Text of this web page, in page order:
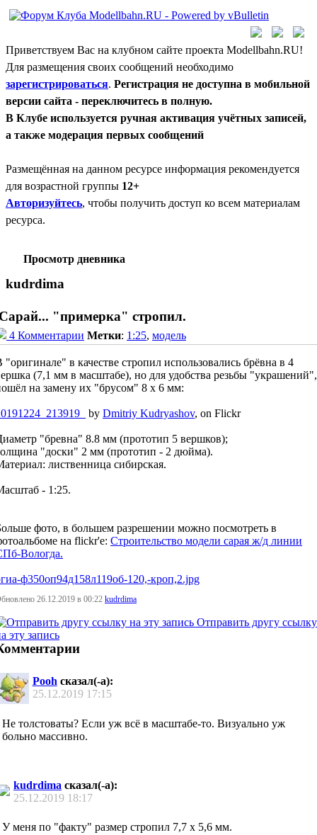
Приветствуем Вас на клубном сайте проекта Modellbahn.RU!
Для размещения своих сообщений необходимо
зарегистрироваться. Регистрация не доступна в мобильной
версии сайта - переключитесь в полную.
В Клубе используется ручная активация учётных записей,
а также модерация первых сообщений
Размещённая на данном ресурсе информация рекомендуется
для возрастной группы 12+
Авторизуйтесь, чтобы получить доступ ко всем материалам
ресурса.
Просмотр дневника
kudrdima
"примерка" стропил.
4 Комментарии Метки: 1:25, модель
"оригинале" в качестве стропил использовались брёвна в 4
(7,1 мм в масштабе), но для удобства резьбы "украшений",
на замену их "брусом" 8 х 6 мм:
by Dmitriy Kudryashov, on Flickr
"бревна" 8.8 мм (прототип 5 вершков);
"доски" 2 мм (прототип - 2 дюйма).
лиственница сибирская.
- 1:25.
фото, в большем разрешении можно посмотреть в
на flickr'е: Строительство модели сарая ж/д линии
Вологда.
ф350оп94д158л119об-120,-кроп,2.jpg
26.12.2019 в 00:22 kudrdima
Отправить другу ссылку
эту запись
Poohсказал(-а):
25.12.2019 17:15
Не толстоваты? Если уж всё в масштабе-то. Визуально уж
больно массивно.
kudrdima сказал(-а):
25.12.2019 18:17
У меня по "факту" размер стропил 7,7 х 5,6 мм.